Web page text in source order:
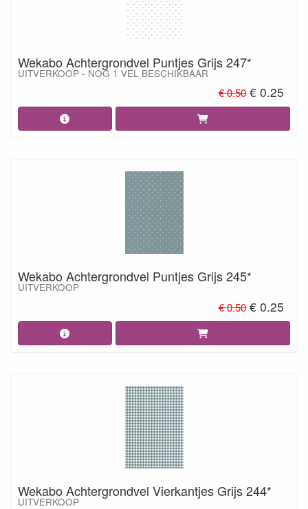
Wekabo Achtergrondvel Puntjes Grijs 247*
UITVERKOOP - NOG 1 VEL BESCHIKBAAR
€ 0.50 € 0.25
Wekabo Achtergrondvel Puntjes Grijs 245*
UITVERKOOP
€ 0.50 € 0.25
Wekabo Achtergrondvel Vierkantjes Grijs 244*
UITVERKOOP